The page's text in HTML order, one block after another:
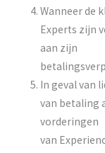
Wanneer de
Experts zijn
aan zijn
In geval van
van betaling
vorderingen
van